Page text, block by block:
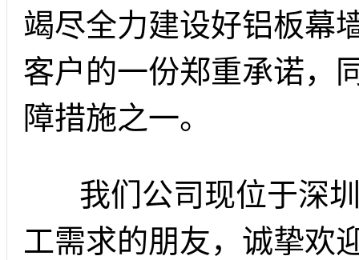
竭尽全力建设好铝板幕
客户的一份郑重承诺，
障措施之一。
我们公司现位于深圳
工需求的朋友，诚挚欢